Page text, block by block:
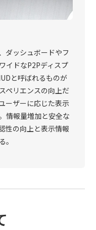
ダッシュボードやフ
イドなP2Pディスプ
と呼ばれるものが
ペリエンスの向上だ
ーザーに応じた表示
情報量増加と安全な
性の向上と表示情報
。